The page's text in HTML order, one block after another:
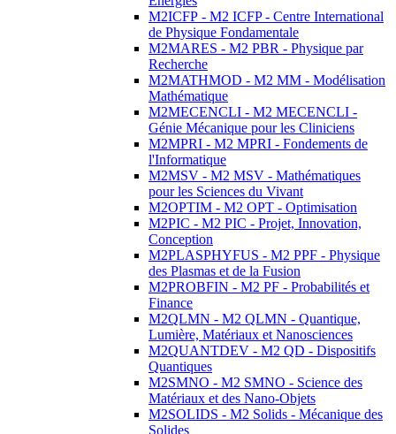
M2ICFP - M2 ICFP - Centre International
de Physique Fondamentale
M2MARES - M2 PBR - Physique par
Recherche
M2MATHMOD - M2 MM - Modélisation
Mathématique
M2MECENCLI - M2 MECENCLI -
Génie Mécanique pour les Cliniciens
M2MPRI - M2 MPRI - Fondements de
l'Informatique
M2MSV - M2 MSV - Mathématiques
pour les Sciences du Vivant
M2OPTIM - M2 OPT - Optimisation
M2PIC - M2 PIC - Projet, Innovation,
Conception
M2PLASPHYFUS - M2 PPF - Physique
des Plasmas et de la Fusion
M2PROBFIN - M2 PF - Probabilités et
Finance
M2QLMN - M2 QLMN - Quantique,
Lumière, Matériaux et Nanosciences
M2QUANTDEV - M2 QD - Dispositifs
Quantiques
M2SMNO - M2 SMNO - Science des
Matériaux et des Nano-Objets
M2SOLIDS - M2 Solids - Mécanique des
Solides